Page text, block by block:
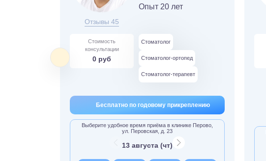
Отзывы 45
Опыт 20 лет
Стоимость
консультации
0 руб
Стоматолог
Стоматолог-ортопед
Стоматолог-терапевт
Бесплатно по годовому прикреплению
Выберите удобное время приёма в клинике Перово,
ул. Перовская, д. 23
13 августа (чт)